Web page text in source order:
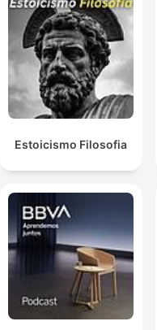
Estoicismo Filosofia